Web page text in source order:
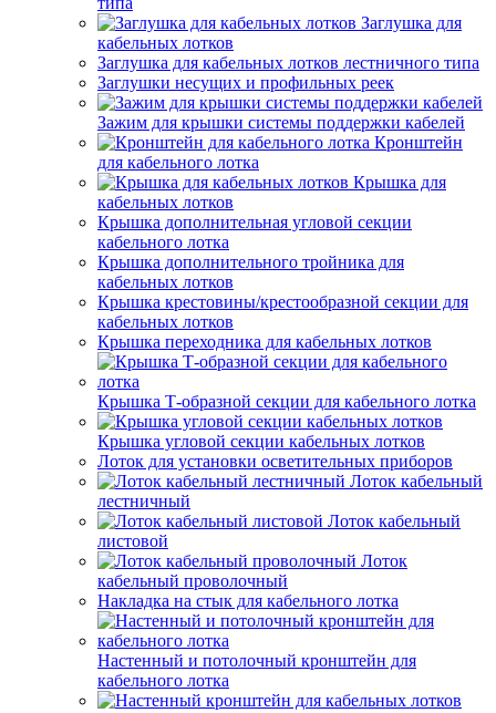
Заглушка для
кабельных лотков
Заглушка для кабельных лотков лестничного типа
Заглушки несущих и профильных реек
Зажим для крышки системы поддержки кабелей
Кронштейн
для кабельного лотка
Крышка для
кабельных лотков
Крышка дополнительная угловой секции
кабельного лотка
Крышка дополнительного тройника для
кабельных лотков
Крышка крестовины/крестообразной секции для
кабельных лотков
Крышка переходника для кабельных лотков
Крышка Т-образной секции для кабельного лотка
Крышка угловой секции кабельных лотков
Лоток для установки осветительных приборов
Лоток кабельный
лестничный
Лоток кабельный
листовой
Лоток
кабельный проволочный
Накладка на стык для кабельного лотка
Настенный и потолочный кронштейн для
кабельного лотка